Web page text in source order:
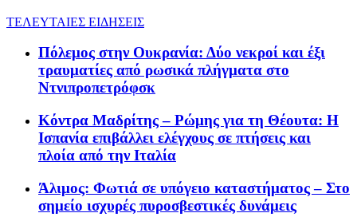
ΤΕΛΕΥΤΑΙΕΣ ΕΙΔΗΣΕΙΣ
Πόλεμος στην Ουκρανία: Δύο νεκροί και έξι
τραυματίες από ρωσικά πλήγματα στο
Ντνιπροπετρόφσκ
Κόντρα Μαδρίτης – Ρώμης για τη Θέουτα: Η
Ισπανία επιβάλλει ελέγχους σε πτήσεις και
πλοία από την Ιταλία
Άλιμος: Φωτιά σε υπόγειο καταστήματος – Στο
σημείο ισχυρές πυροσβεστικές δυνάμεις